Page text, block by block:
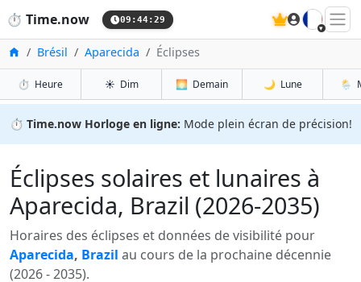
⏱️ Time.now 09:44:30 🇫🇷
Accueil
Brésil Aparecida Éclipses
⏱️ Heure ☀️ Dim 🌅 Demain 🌙 Lune 🌦️
⏱️ Time.now Horloge en ligne: Mode plein écran de précision!
Éclipses solaires et lunaires à
Aparecida, Brazil (2026-2035)
Horaires des éclipses et données de visibilité pour
Aparecida, Brazil au cours de la prochaine décennie
(2026 - 2035).